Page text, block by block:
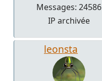
Messages: 24586
IP archivée
leonsta